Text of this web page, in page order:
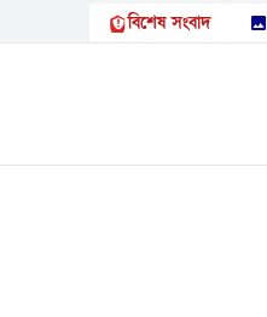
বিশেষ সংবাদ